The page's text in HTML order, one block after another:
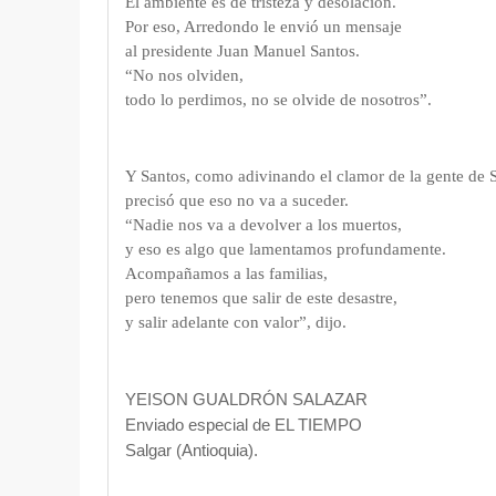
Por eso, Arredondo le envió un mensaje
al presidente Juan Manuel Santos.
“No nos olviden,
todo lo perdimos, no se olvide de nosotros”.
Y Santos, como adivinando el clamor de la gente de
precisó que eso no va a suceder.
“Nadie nos va a devolver a los muertos,
y eso es algo que lamentamos profundamente.
Acompañamos a las familias,
pero tenemos que salir de este desastre,
y salir adelante con valor”, dijo.
YEISON GUALDRÓN SALAZAR
Enviado especial de EL TIEMPO
Salgar (Antioquia).